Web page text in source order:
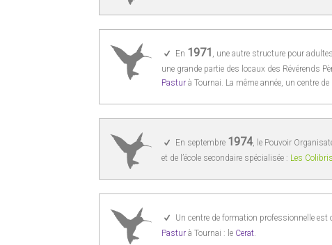
En 1971 , une autre structure pour
une grande partie des locaux des Révérends
Pastur à Tournai. La même année, un centre
En septembre 1974, le Pouvoir
et de l’école secondaire spécialisée : Les Colibris
Un centre de formation professionnelle est
Pastur à Tournai : le Cerat.